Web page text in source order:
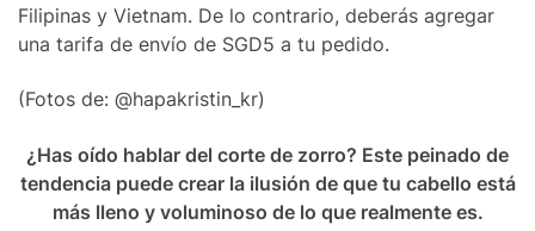
Filipinas y Vietnam. De lo contrario, deberás agregar
una tarifa de envío de SGD5 a tu pedido.
(Fotos de: @hapakristin_kr)
¿Has oído hablar del corte de zorro? Este peinado de
tendencia puede crear la ilusión de que tu cabello está
más lleno y voluminoso de lo que realmente es.